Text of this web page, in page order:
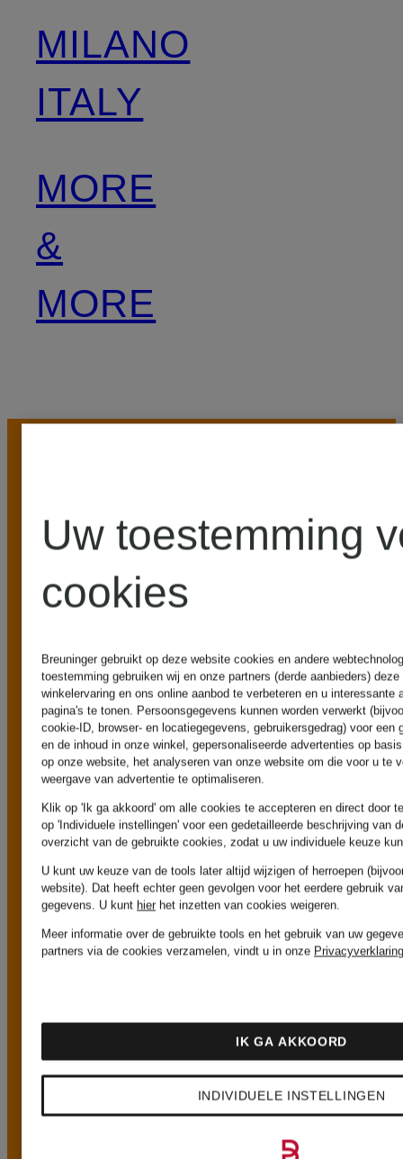
MILANO
ITALY
MORE
&
MORE
ONZE
VOORDELEN
Gratis bezorging vanaf € 199,-
Voor bestellingen
vanaf € 199,- is de
bezorging gratis.
30 dagen gratis retourneren
Je kunt
Uw toestemming
cookies
Breuninger gebruikt op deze website cookies en andere
toestemming gebruiken wij en onze partners (derde aanbieders)
winkelervaring en ons online aanbod te verbeteren en u interessante
pagina's te tonen. Persoonsgegevens kunnen worden verwerkt
cookie-ID, browser- en locatiegegevens, gebruikersgedrag) voor een
en de inhoud in onze winkel, gepersonaliseerde advertenties op
op onze website, het analyseren van onze website om die voor u te
weergave van advertentie te optimaliseren.
Klik op 'Ik ga akkoord' om alle cookies te accepteren en direct door
op 'Individuele instellingen' voor een gedetailleerde beschrijving van
overzicht van de gebruikte cookies, zodat u uw individuele keuze
U kunt uw keuze van de tools later altijd wijzigen of herroepen
website). Dat heeft echter geen gevolgen voor het eerdere gebruik
gegevens. U kunt hier het inzetten van cookies weigeren.
Meer informatie over de gebruikte tools en het gebruik van uw
partners via de cookies verzamelen, vindt u in onze Privacyverklaring
INDIVIDUELE INSTELLINGEN
IK GA AKKOORD